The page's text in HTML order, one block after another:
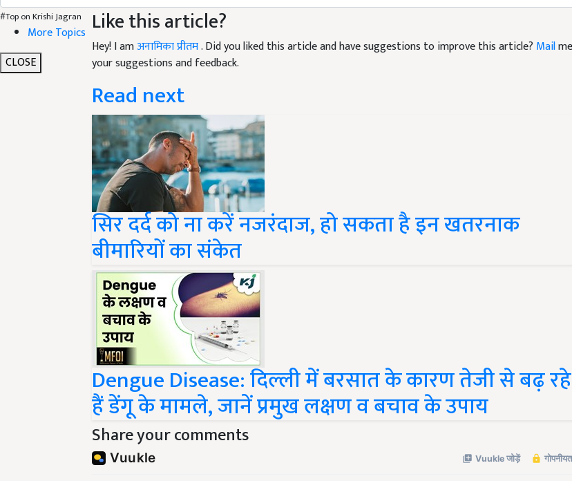
#Top on Krishi Jagran
More Topics
CLOSE
Hey! I amअनामिका प्रीतम. Did you liked this article and have suggestions to improve this article?
your suggestions and feedback.
Read next
सिर दर्द को ना करें नजरंदाज, हो सकता है इन खतरनाक
बीमारियों का संकेत
Dengue Disease: दिल्ली में बरसात के कारण तेजी से बढ़ रहे
हैं डेंगू के मामले, जानें प्रमुख लक्षण व बचाव के उपाय
Share your comments